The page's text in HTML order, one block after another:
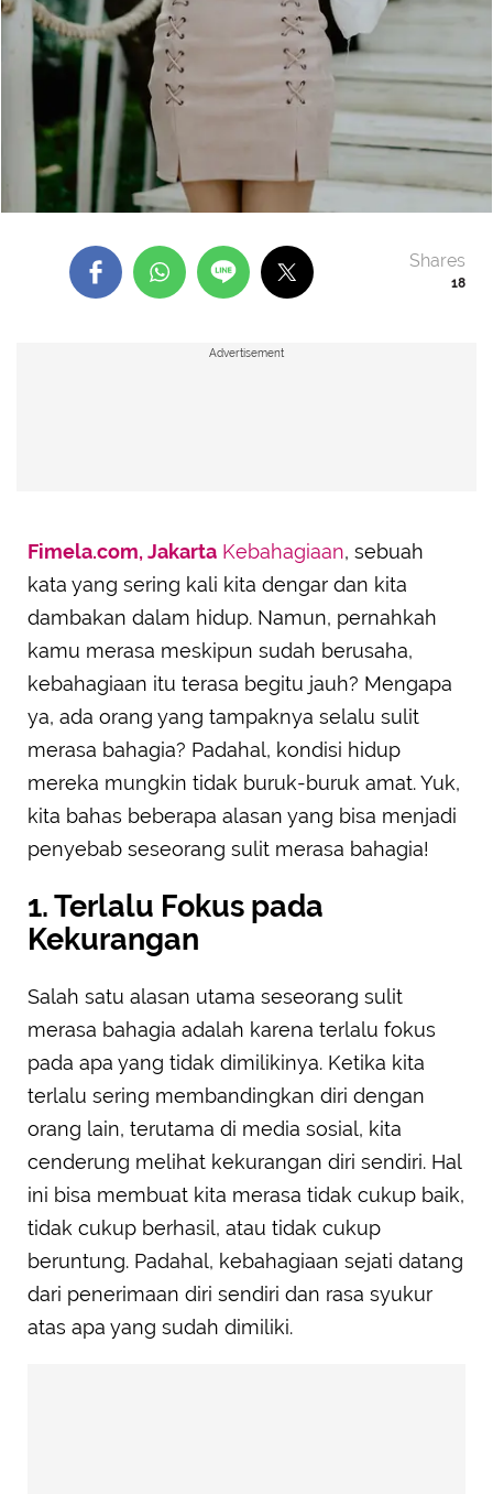
18
Shares
Advertisement
Fimela.com, Jakarta Kebahagiaan, sebuah
kata yang sering kali kita dengar dan kita
dambakan dalam hidup. Namun, pernahkah
kamu merasa meskipun sudah berusaha,
kebahagiaan itu terasa begitu jauh? Mengapa
ya, ada orang yang tampaknya selalu sulit
merasa bahagia? Padahal, kondisi hidup
mereka mungkin tidak buruk-buruk amat. Yuk,
kita bahas beberapa alasan yang bisa menjadi
penyebab seseorang sulit merasa bahagia!
1. Terlalu Fokus pada
Kekurangan
Salah satu alasan utama seseorang sulit
merasa bahagia adalah karena terlalu fokus
pada apa yang tidak dimilikinya. Ketika kita
terlalu sering membandingkan diri dengan
orang lain, terutama di media sosial, kita
cenderung melihat kekurangan diri sendiri. Hal
ini bisa membuat kita merasa tidak cukup baik,
tidak cukup berhasil, atau tidak cukup
beruntung. Padahal, kebahagiaan sejati datang
dari penerimaan diri sendiri dan rasa syukur
atas apa yang sudah dimiliki.